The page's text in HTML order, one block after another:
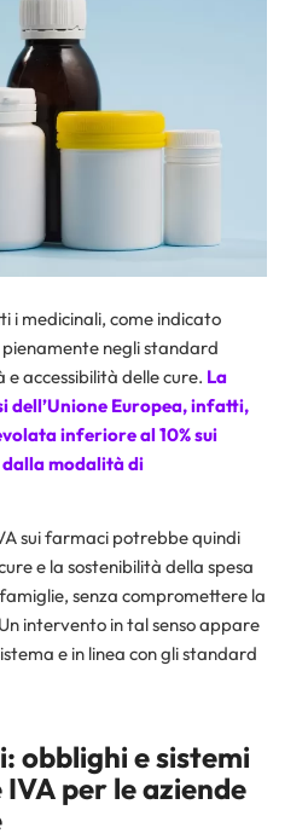
i medicinali, come indicato
negli standard
accessibilità delle cure. La
dell’Unione Europea, infatti,
inferiore al 10% sui
modalità di
sui farmaci potrebbe quindi
e la sostenibilità della spesa
senza compromettere la
intervento in tal senso appare
e in linea con gli standard
obblighi e sistemi
per le aziende